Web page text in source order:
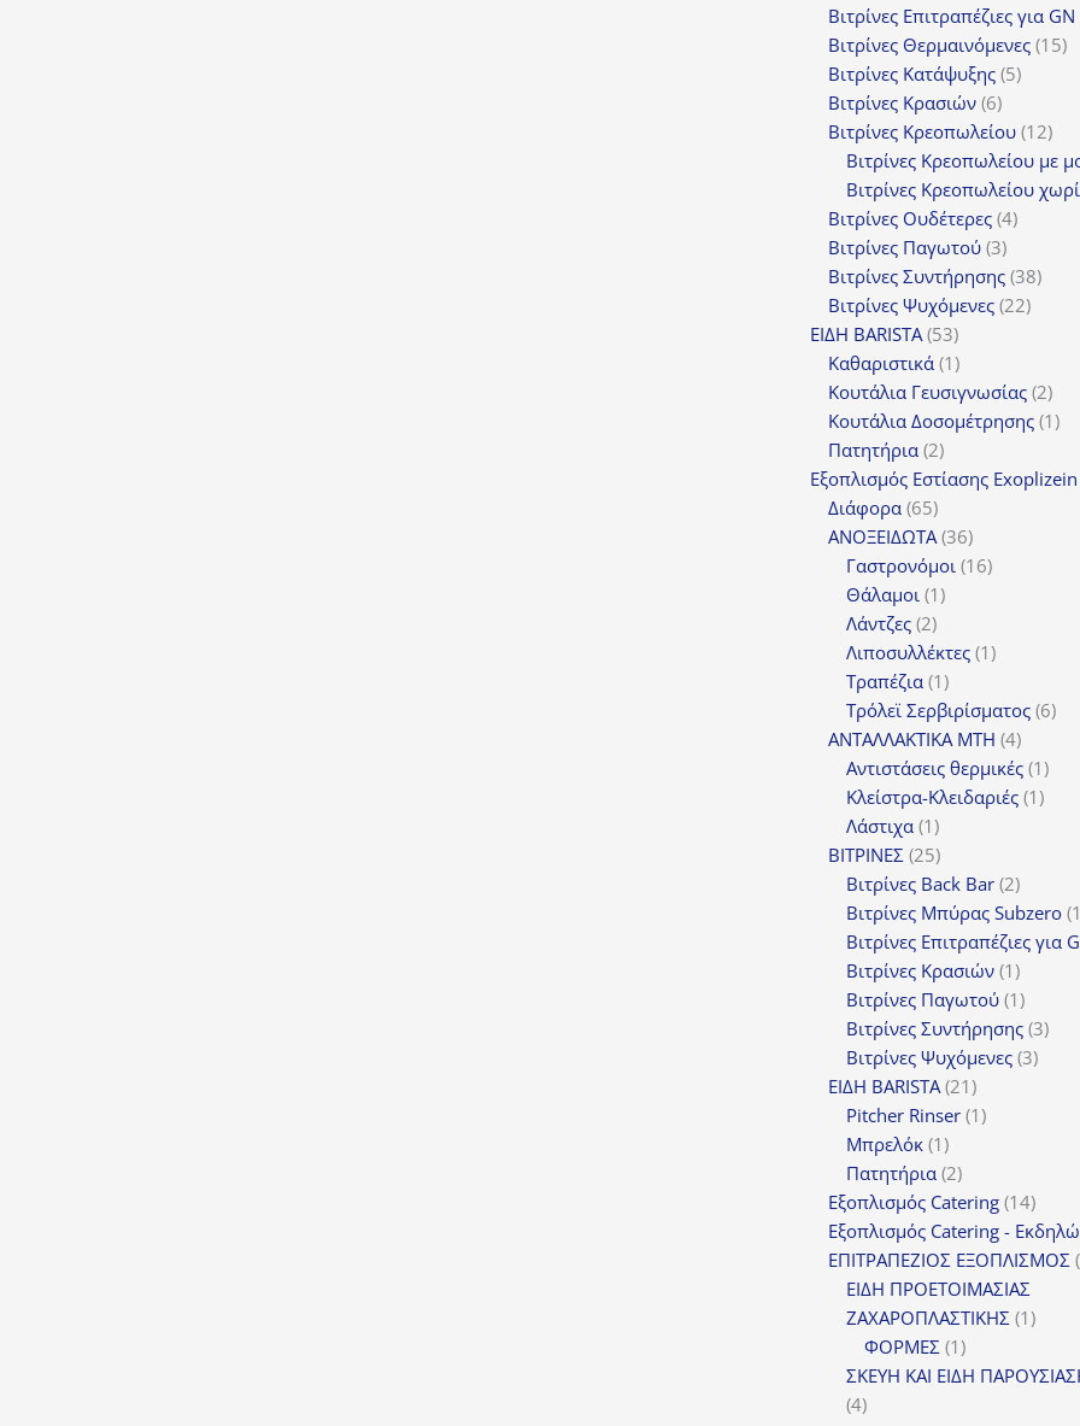
προϊόν
Βιτρίνες Επιτραπέζιες για GN
Βιτρίνες Θερμαινόμενες 1515
Βιτρίνες Κατάψυξης 55
Βιτρίνες Κρασιών 66
προϊόντα
Βιτρίνες Κρεοπωλείου 1212
Βιτρίνες Κρεοπωλείου με
Βιτρίνες Κρεοπωλείου
Βιτρίνες Ουδέτερες 44
Βιτρίνες Παγωτού 33
προϊόντα
Βιτρίνες Συντήρησης 3838
Βιτρίνες Ψυχόμενες 2222
ΕΙΔΗ BARISTA 5353
προϊόντα
Καθαριστικά 11
προϊόν
Κουτάλια Γευσιγνωσίας 22
Κουτάλια Δοσομέτρησης 11
Πατητήρια 22
προϊόντα
Εξοπλισμός Εστίασης Exoplizein
Διάφορα 6565
προϊόντα
ΑΝΟΞΕΙΔΩΤΑ 3636
προϊόντα
Γαστρονόμοι 1616
Θάλαμοι 11
Λάντζες 22
προϊόντα
Λιποσυλλέκτες 11
Τραπέζια 11
προϊόν
Τρόλεϊ Σερβιρίσματος 66
ΑΝΤΑΛΛΑΚΤΙΚΑ MTH 44
Αντιστάσεις θερμικές 11
Κλείστρα-Κλειδαριές 11
Λάστιχα 11
προϊόν
ΒΙΤΡΙΝΕΣ 2525
προϊόντα
Βιτρίνες Back Bar 22
Βιτρίνες Mπύρας Subzero 1
Βιτρίνες Επιτραπέζιες για
Βιτρίνες Κρασιών 11
προϊόν
Βιτρίνες Παγωτού 11
προϊόν
Βιτρίνες Συντήρησης 33
Βιτρίνες Ψυχόμενες 33
ΕΙΔΗ BARISTA 2121
προϊόντα
Pitcher Rinser 11
Μπρελόκ 11
προϊόν
Πατητήρια 22
προϊόντα
Εξοπλισμός Catering 1414
Εξοπλισμός Catering -
ΕΠΙΤΡΑΠΕΖΙΟΣ ΕΞΟΠΛΙΣΜΟΣ
ΕΙΔΗ ΠΡΟΕΤΟΙΜΑΣΙΑΣ
ΖΑΧΑΡΟΠΛΑΣΤΙΚΗΣ 11
ΦΟΡΜΕΣ 11
προϊόν
ΣΚΕΥΗ ΚΑΙ ΕΙΔΗ
44